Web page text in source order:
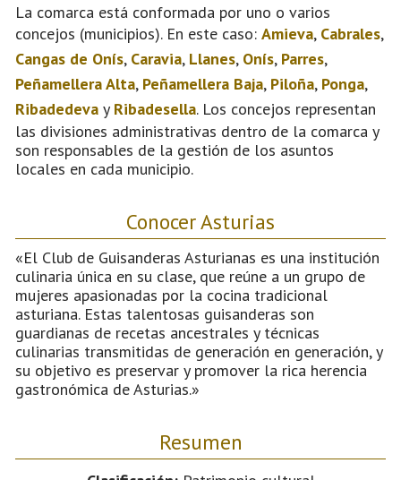
La comarca está conformada por uno o varios
concejos (municipios). En este caso: Amieva, Cabrales,
Cangas de Onís, Caravia, Llanes, Onís, Parres,
Peñamellera Alta, Peñamellera Baja, Piloña, Ponga,
Ribadedeva y Ribadesella. Los concejos representan
las divisiones administrativas dentro de la comarca y
son responsables de la gestión de los asuntos
locales en cada municipio.
Conocer Asturias
«El Club de Guisanderas Asturianas es una institución
culinaria única en su clase, que reúne a un grupo de
mujeres apasionadas por la cocina tradicional
asturiana. Estas talentosas guisanderas son
guardianas de recetas ancestrales y técnicas
culinarias transmitidas de generación en generación, y
su objetivo es preservar y promover la rica herencia
gastronómica de Asturias.»
Resumen